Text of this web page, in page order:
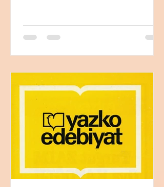
şarkıyı Nesrin Sipahi'den dinledin
mi? Şarkının sözünün yazılış
şarkıların hikayelerini yazarken bu
konuşmamız aklıma geldi ve ilk
olarak Nesrin Sipahi'den bu şarkıyı
dinledim. Şarkının